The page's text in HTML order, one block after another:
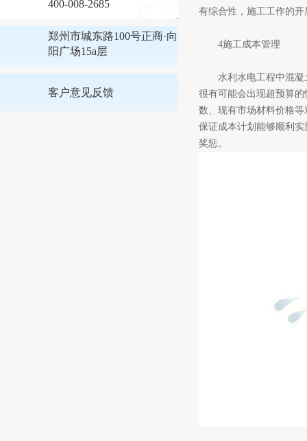
400-008-2685
郑州市城东路100号正商·向
阳广场15a层
客户意见反馈
有综合性，施工工作的
4施工成本管理
水利水电工程中混凝土
很有可能会出现超预算
数、现有市场材料价格
保证成本计划能够顺利
奖惩。